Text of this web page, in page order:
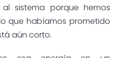
sistema porque hemos
que habíamos prometido
aún corto.